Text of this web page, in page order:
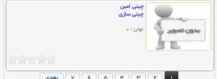
چینی امین
چینی سازی
توان : 0